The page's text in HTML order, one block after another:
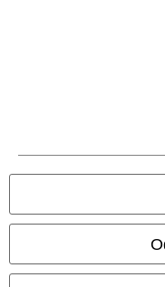
Všechny ceny jsou včetně
© 1986-2026 EMP